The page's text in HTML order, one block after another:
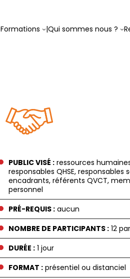
Formations |Qui sommes nous ?
PUBLIC VISÉ :ressources humaines
responsables QHSE,
encadrants, référents QVCT,
personnel
PRÉ-REQUIS :aucun
NOMBRE DE PARTICIPANTS :12
DURÉE :1 jour
FORMAT :présentiel ou distanciel